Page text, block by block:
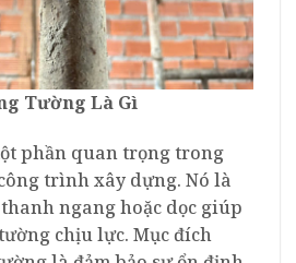
Tường Là Gì
phần quan trọng trong
trình xây dựng. Nó là
ngang hoặc dọc giúp
chịu lực. Mục đích